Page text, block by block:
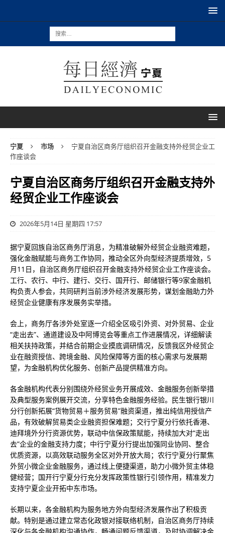
宁夏 市场
宁夏自治区商务厅组织召开金融支持外经贸企业工
作座谈会
宁夏自治区商务厅组织召开金融支持外
经贸企业工作座谈会
2026年5月14日 星期四 17:57
据宁夏回族自治区商务厅消息，为精准破解外经贸企业融资难题，
强化金融赋能与商务工作协同，推动全区外向型经济提质增效，5
月11日，自治区商务厅组织召开金融支持外经贸企业工作座谈会。
工行、农行、中行、建行、交行、国开行、邮储银行等9家金融机
构负责人参会，共同研判当前涉外经济发展形势，谋划金融助力外
经贸企业健康有序发展务实举措。
会上，商务厅各涉外处室逐一介绍全区吸引外资、对外贸易、企业
“走出去”、通道建设及中阿博览会等重点工作进展情况，详细解读
相关扶持政策，并结合前期企业摸底调研情况，反馈我区外经贸企
业在融资授信、跨境金融、风险保障等方面的核心需求与发展期
望，为金融机构优化服务、创新产品提供精准方向。
各金融机构代表分别围绕外经贸业务开展成效、金融服务创新举措
及典型服务案例展开交流，分享特色金融服务经验。民生银行银川
分行创新拓展“货物贸易＋服务贸易”融资渠道，推出纯信用授信产
品，有效破解贸易类企业融资担保难题；交行宁夏分行依托香港、
迪拜境外分行资源优势，联动中信保政策赋能，持续加大对“走出
去”企业的金融支持力度；中行宁夏分行提出加强同业协同、整合
优质资源，以高效联动服务全区对外开放大局；农行宁夏分行聚焦
外贸小微企业金融服务，通过线上便捷渠道，助力小微外贸主体稳
健经营；国开行宁夏分行充分发挥政策性银行引领作用，精准发力
支持宁夏企业开拓中东市场。
长期以来，各金融机构为服务地方外向型经济发展作出了积极贡
献。特别是通过建立常态化政银对接联络机制，自治区商务厅持续